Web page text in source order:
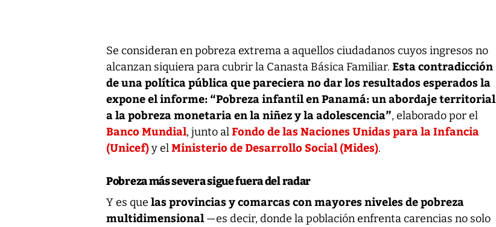
Se consideran en pobreza extrema a aquellos ciudadanos cuyos ingresos no
alcanzan siquiera para cubrir la Canasta Básica Familiar. Esta contradicción
de una política pública que pareciera no dar los resultados esperados la
expone el informe: “Pobreza infantil en Panamá: un abordaje territorial
a la pobreza monetaria en la niñez y la adolescencia”, elaborado por el
Banco Mundial, junto alFondo de las Naciones Unidas para la Infancia
(Unicef)y elMinisterio de Desarrollo Social (Mides).
Pobreza más severa sigue fuera del radar
Y es que las provincias y comarcas con mayores niveles de pobreza
multidimensional—es decir, donde la población enfrenta carencias no solo